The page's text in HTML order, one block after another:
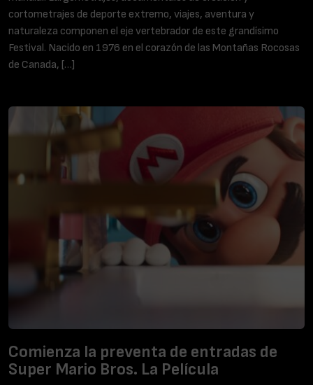
cortometrajes de deporte extremo, viajes, aventura y
naturaleza componen el eje vertebrador de este grandísimo
Festival. Nacido en 1976 en el corazón de las Montañas Rocosas
de Canada, […]
Comienza la preventa de entradas de
Super Mario Bros. La Película